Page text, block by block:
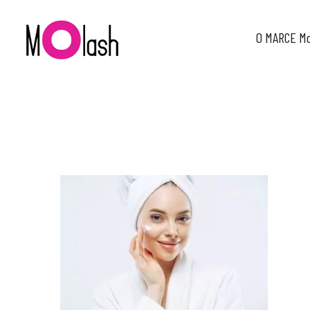
O MARCE